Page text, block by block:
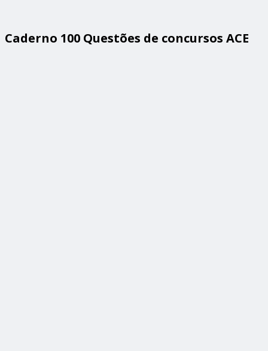
Caderno 100 Questões de concursos ACE